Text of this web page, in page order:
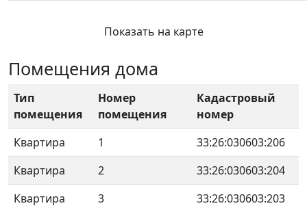
Показать на карте
Помещения дома
Тип
помещения
Номер
помещения
Кадастровый
номер
Квартира
1
33:26:030603:206
Квартира
2
33:26:030603:204
Квартира
3 33:26:030603:203